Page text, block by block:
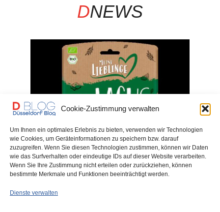
Cookie-Zustimmung verwalten
Um Ihnen ein optimales Erlebnis zu bieten, verwenden wir Technologien
wie Cookies, um Geräteinformationen zu speichern bzw. darauf
zuzugreifen. Wenn Sie diesen Technologien zustimmen, können wir Daten
wie das Surfverhalten oder eindeutige IDs auf dieser Website verarbeiten.
Wenn Sie Ihre Zustimmung nicht erteilen oder zurückziehen, können
bestimmte Merkmale und Funktionen beeinträchtigt werden.
Dienste verwalten
DNEWS